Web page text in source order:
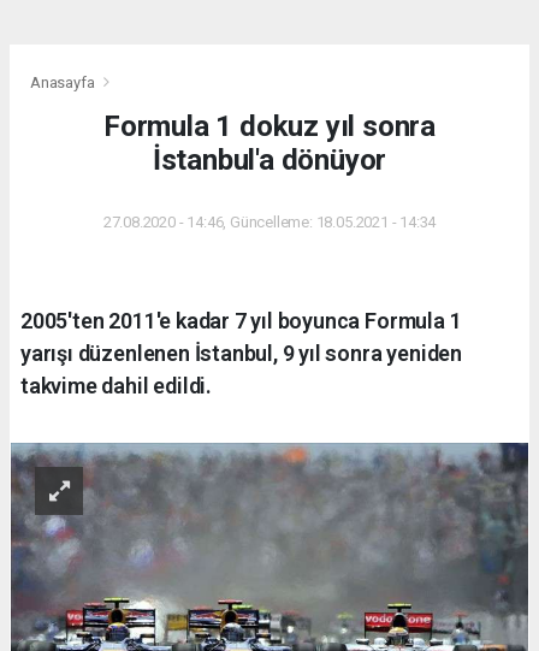
Anasayfa
Formula 1 dokuz yıl sonra
İstanbul'a dönüyor
27.08.2020 - 14:46, Güncelleme: 18.05.2021 - 14:34
2005'ten 2011'e kadar 7 yıl boyunca Formula 1
yarışı düzenlenen İstanbul, 9 yıl sonra yeniden
takvime dahil edildi.